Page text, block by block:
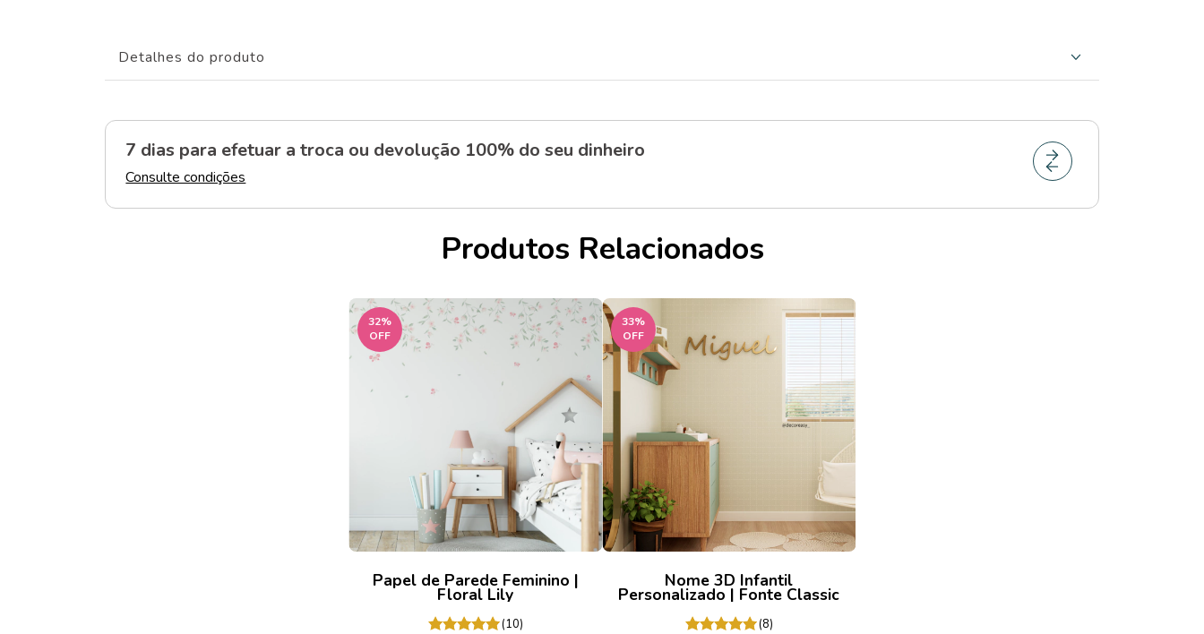
Detalhes do produto
7 dias para efetuar a troca ou devolução 100% do seu dinheiro
Consulte condições
Produtos Relacionados
32%
OFF
Papel de Parede Feminino |
Floral Lily
(10)
33%
OFF
Nome 3D Infantil
Personalizado | Fonte Classic
(8)